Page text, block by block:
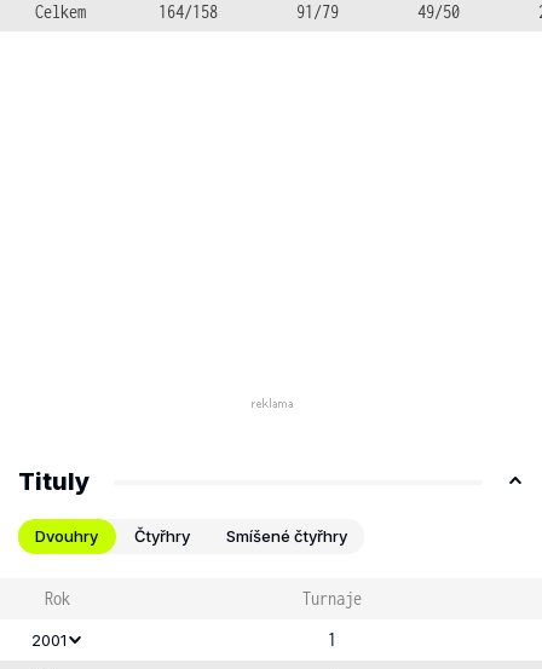
Celkem 164/158 91/79 49/50
Tituly
Dvouhry Čtyřhry Smíšené čtyřhry
Rok Turnaje
2001
1